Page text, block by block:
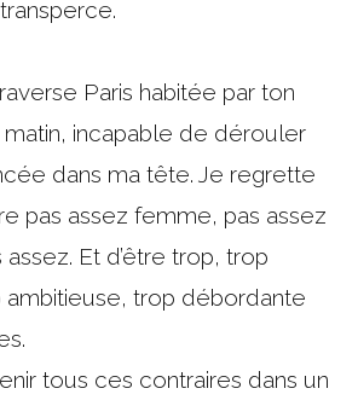
Paris habitée par ton
incapable de dérouler
dans ma tête. Je regrette
pas assez femme, pas assez
Et d’être trop, trop
ambitieuse, trop débordante
tous ces contraires dans un